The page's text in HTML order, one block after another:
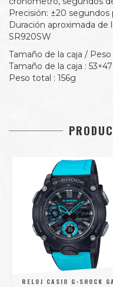
Precisión: ±20 segundos
Duración aproximada de
SR920SW
Tamaño de la caja /
Tamaño de la caja :
Peso total : 156g
RELOJ CASIO G-SHOCK